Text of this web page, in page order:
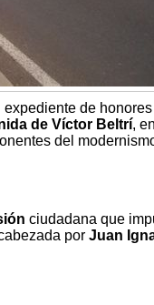
de
de Víctor Beltrí, en
del
ciudadana que
por Juan